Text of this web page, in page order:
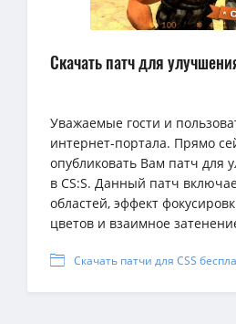
Скачать патч для
Уважаемые гости и
интернет-портала. Прямо
опубликовать Вам патч для
в CS:S. Данный патч
областей, эффект
цветов и взаимное
Скачать патчи для CSS